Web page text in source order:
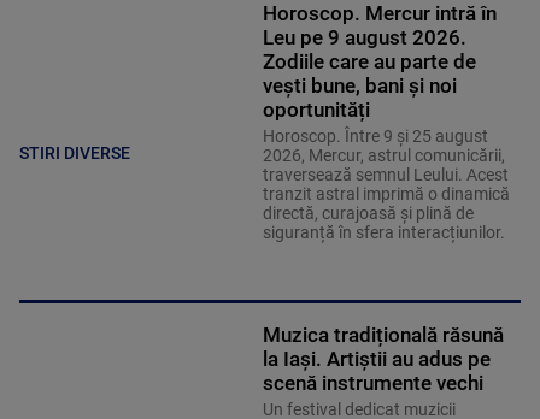
STIRI DIVERSE
Horoscop. Mercur intră în
Leu pe 9 august 2026.
Zodiile care au parte de
vești bune, bani și noi
oportunități
Horoscop. Între 9 și 25 august
2026, Mercur, astrul comunicării,
traversează semnul Leului. Acest
tranzit astral imprimă o dinamică
directă, curajoasă și plină de
siguranță în sfera interacțiunilor.
Muzica tradițională răsună
la Iași. Artiștii au adus pe
scenă instrumente vechi
Un festival dedicat muzicii